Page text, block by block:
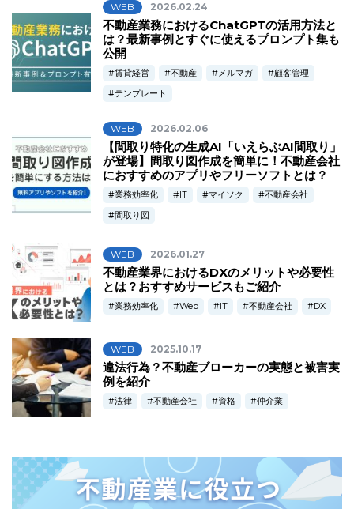
WEB 2026.02.24
不動産業務におけるChatGPTの活用方法と
は？最新事例とすぐに使えるプロンプト集も
公開
賃貸経営 不動産 メルマガ
顧客管理
テンプレート
WEB 2026.02.06
【間取り特化の生成AI「いえらぶAI間取り」
が登場】間取り図作成を簡単に！不動産会社
におすすめのアプリやフリーソフトとは？
業務効率化 IT マイソク
不動産会社
間取り図
WEB 2026.01.27
不動産業界におけるDXのメリットや必要性
とは？おすすめサービスもご紹介
業務効率化 Web IT 不動産会社 DX
WEB 2025.10.17
違法行為？不動産ブローカーの実態と被害実
例を紹介
法律 不動産会社 資格 仲介業